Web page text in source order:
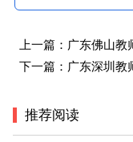
上一篇： 广东佛山教
下一篇： 广东深圳教
推荐阅读